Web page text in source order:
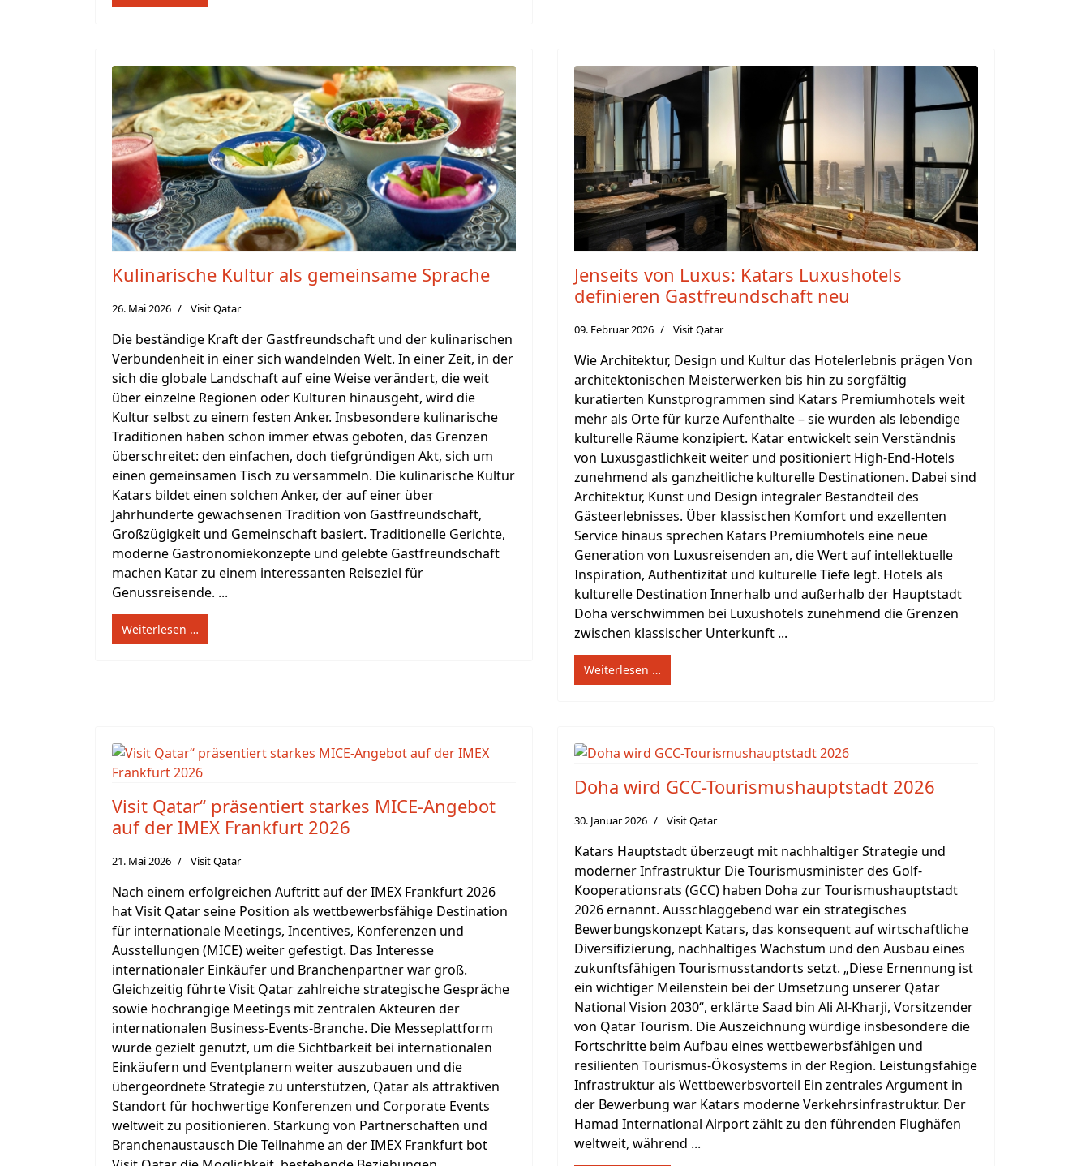
Kulinarische Kultur als gemeinsame Sprache
26. Mai 2026 Visit Qatar
Die beständige Kraft der Gastfreundschaft und der kulinarischen
Verbundenheit in einer sich wandelnden Welt. In einer Zeit, in der
sich die globale Landschaft auf eine Weise verändert, die weit
über einzelne Regionen oder Kulturen hinausgeht, wird die
Kultur selbst zu einem festen Anker. Insbesondere kulinarische
Traditionen haben schon immer etwas geboten, das Grenzen
überschreitet: den einfachen, doch tiefgründigen Akt, sich um
einen gemeinsamen Tisch zu versammeln. Die kulinarische Kultur
Katars bildet einen solchen Anker, der auf einer über
Jahrhunderte gewachsenen Tradition von Gastfreundschaft,
Großzügigkeit und Gemeinschaft basiert. Traditionelle Gerichte,
moderne Gastronomiekonzepte und gelebte Gastfreundschaft
machen Katar zu einem interessanten Reiseziel für
Genussreisende. ...
Weiterlesen …
Jenseits von Luxus: Katars Luxushotels
definieren Gastfreundschaft neu
09. Februar 2026 Visit Qatar
Wie Architektur, Design und Kultur das Hotelerlebnis prägen Von
architektonischen Meisterwerken bis hin zu sorgfältig
kuratierten Kunstprogrammen sind Katars Premiumhotels weit
mehr als Orte für kurze Aufenthalte – sie wurden als lebendige
kulturelle Räume konzipiert. Katar entwickelt sein Verständnis
von Luxusgastlichkeit weiter und positioniert High-End-Hotels
zunehmend als ganzheitliche kulturelle Destinationen. Dabei sind
Architektur, Kunst und Design integraler Bestandteil des
Gästeerlebnisses. Über klassischen Komfort und exzellenten
Service hinaus sprechen Katars Premiumhotels eine neue
Generation von Luxusreisenden an, die Wert auf intellektuelle
Inspiration, Authentizität und kulturelle Tiefe legt. Hotels als
kulturelle Destination Innerhalb und außerhalb der Hauptstadt
Doha verschwimmen bei Luxushotels zunehmend die Grenzen
zwischen klassischer Unterkunft ...
Weiterlesen …
Visit Qatar“ präsentiert starkes MICE-Angebot
auf der IMEX Frankfurt 2026
21. Mai 2026 Visit Qatar
Nach einem erfolgreichen Auftritt auf der IMEX Frankfurt 2026
hat Visit Qatar seine Position als wettbewerbsfähige Destination
für internationale Meetings, Incentives, Konferenzen und
Ausstellungen (MICE) weiter gefestigt. Das Interesse
internationaler Einkäufer und Branchenpartner war groß.
Gleichzeitig führte Visit Qatar zahlreiche strategische Gespräche
sowie hochrangige Meetings mit zentralen Akteuren der
internationalen Business-Events-Branche. Die Messeplattform
wurde gezielt genutzt, um die Sichtbarkeit bei internationalen
Einkäufern und Eventplanern weiter auszubauen und die
übergeordnete Strategie zu unterstützen, Qatar als attraktiven
Standort für hochwertige Konferenzen und Corporate Events
weltweit zu positionieren. Stärkung von Partnerschaften und
Branchenaustausch Die Teilnahme an der IMEX Frankfurt bot
Doha wird GCC-Tourismushauptstadt 2026
30. Januar 2026 Visit Qatar
Katars Hauptstadt überzeugt mit nachhaltiger Strategie und
moderner Infrastruktur Die Tourismusminister des Golf-
Kooperationsrats (GCC) haben Doha zur Tourismushauptstadt
2026 ernannt. Ausschlaggebend war ein strategisches
Bewerbungskonzept Katars, das konsequent auf wirtschaftliche
Diversifizierung, nachhaltiges Wachstum und den Ausbau eines
zukunftsfähigen Tourismusstandorts setzt. „Diese Ernennung ist
ein wichtiger Meilenstein bei der Umsetzung unserer Qatar
National Vision 2030“, erklärte Saad bin Ali Al-Kharji, Vorsitzender
von Qatar Tourism. Die Auszeichnung würdige insbesondere die
Fortschritte beim Aufbau eines wettbewerbsfähigen und
resilienten Tourismus-Ökosystems in der Region. Leistungsfähige
Infrastruktur als Wettbewerbsvorteil Ein zentrales Argument in
der Bewerbung war Katars moderne Verkehrsinfrastruktur. Der
Hamad International Airport zählt zu den führenden Flughäfen
weltweit, während ...